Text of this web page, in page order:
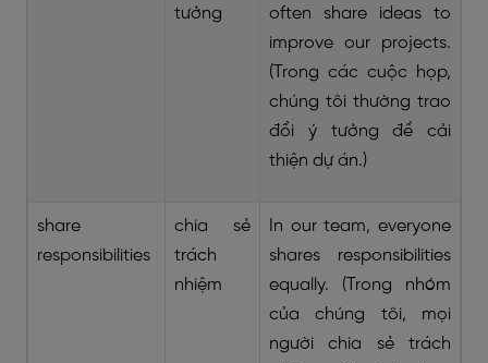
tưởng
often share ideas to
improve our projects.
(Trong các cuộc họp,
chúng tôi thường trao
đổi ý tưởng để cải
thiện dự án.)
share
responsibilities
chia sẻ
trách
nhiệm
In our team, everyone
shares responsibilities
equally. (Trong nhóm
của chúng tôi, mọi
người chia sẻ trách